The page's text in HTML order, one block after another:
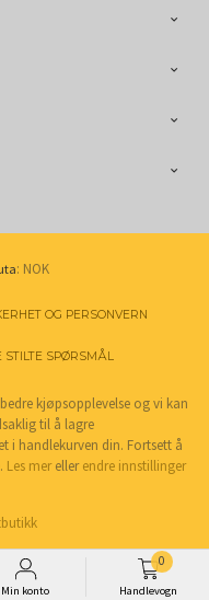
Min konto Handlevogn
0
: NOK
OG PERSONVERN
STILTE SPØRSMÅL
kjøpsopplevelse og vi kan
til å lagre
i handlekurven din. Fortsett å
Les merellerendre innstillinger